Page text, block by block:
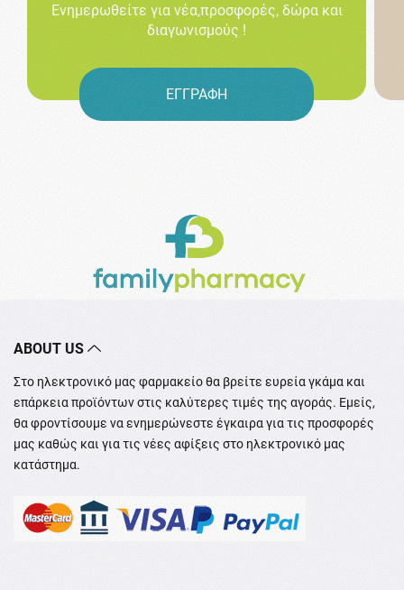
Ενημερωθείτε για νέα,προσφορές, δώρα και
διαγωνισμούς !
ΕΓΓΡΑΦΗ
ABOUT US
Στο ηλεκτρονικό μας φαρμακείο θα βρείτε ευρεία γκάμα και
επάρκεια προϊόντων στις καλύτερες τιμές της αγοράς. Εμείς,
θα φροντίσουμε να ενημερώνεστε έγκαιρα για τις προσφορές
μας καθώς και για τις νέες αφίξεις στο ηλεκτρονικό μας
κατάστημα.